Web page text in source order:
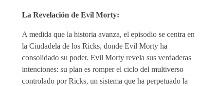
La Revelación de Evil Morty:
A medida que la historia avanza, el episodio se centra en
la Ciudadela de los Ricks, donde Evil Morty ha
consolidado su poder. Evil Morty revela sus verdaderas
intenciones: su plan es romper el ciclo del multiverso
controlado por Ricks, un sistema que ha perpetuado la